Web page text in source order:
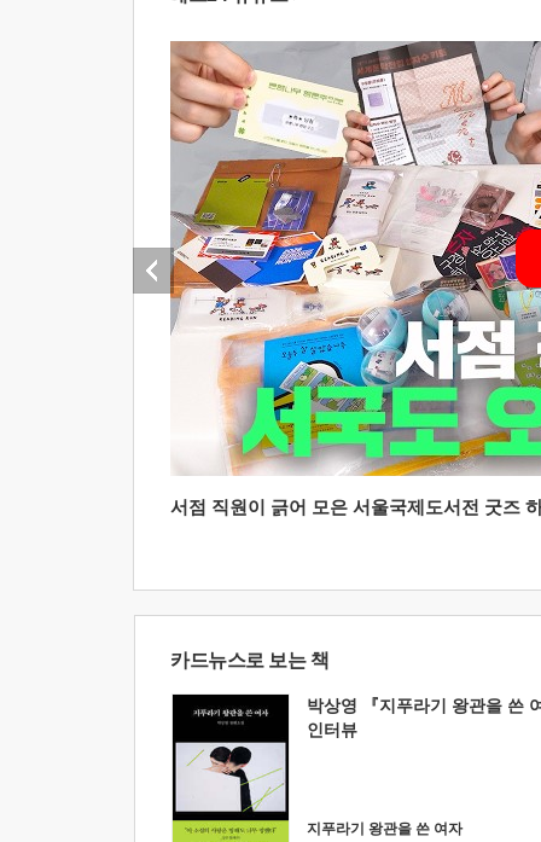
서점 직원이 긁어 모은 서울국제도서전 굿즈
카드뉴스로 보는 책
박상영 『지푸라기 왕관을 쓴
인터뷰
지푸라기 왕관을 쓴 여자